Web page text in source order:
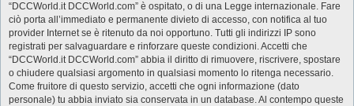
“DCCWorld.it DCCWorld.com” è ospitato, o di una Legge internazionale. Fare
ciò porta all’immediato e permanente divieto di accesso, con notifica al tuo
provider Internet se è ritenuto da noi opportuno. Tutti gli indirizzi IP sono
registrati per salvaguardare e rinforzare queste condizioni. Accetti che
“DCCWorld.it DCCWorld.com” abbia il diritto di rimuovere, riscrivere, spostare
o chiudere qualsiasi argomento in qualsiasi momento lo ritenga necessario.
Come fruitore di questo servizio, accetti che ogni informazione (dato
personale) tu abbia inviato sia conservata in un database. Al contempo queste